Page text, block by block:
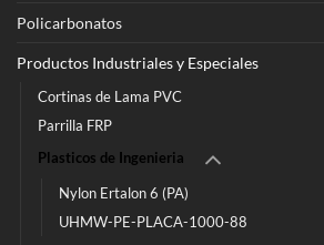
Policarbonatos
Productos Industriales y Especiales
Cortinas de Lama PVC
Parrilla FRP
Plasticos de Ingenieria
Nylon Ertalon 6 (PA)
UHMW-PE-PLACA-1000-88